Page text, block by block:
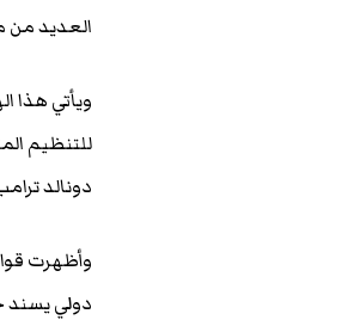
العديد من
ويأتي هذا
للتنظيم
دونالد
وأظهرت
دولي يسند